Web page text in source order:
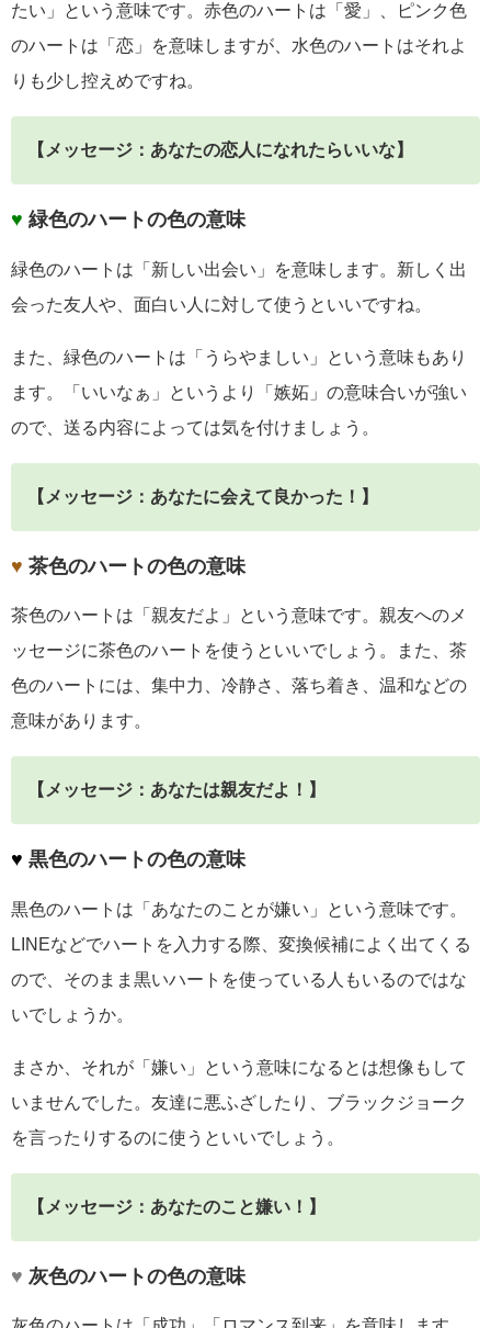
たい」という意味です。赤色のハートは「愛」、ピンク色
のハートは「恋」を意味しますが、水色のハートはそれよ
りも少し控えめですね。
【メッセージ：あなたの恋人になれたらいいな】
♥ 緑色のハートの色の意味
緑色のハートは「新しい出会い」を意味します。新しく出
会った友人や、面白い人に対して使うといいですね。
また、緑色のハートは「うらやましい」という意味もあり
ます。「いいなぁ」というより「嫉妬」の意味合いが強い
ので、送る内容によっては気を付けましょう。
【メッセージ：あなたに会えて良かった！】
♥ 茶色のハートの色の意味
茶色のハートは「親友だよ」という意味です。親友へのメ
ッセージに茶色のハートを使うといいでしょう。また、茶
色のハートには、集中力、冷静さ、落ち着き、温和などの
意味があります。
【メッセージ：あなたは親友だよ！】
♥ 黒色のハートの色の意味
黒色のハートは「あなたのことが嫌い」という意味です。
LINEなどでハートを入力する際、変換候補によく出てくる
ので、そのまま黒いハートを使っている人もいるのではな
いでしょうか。
まさか、それが「嫌い」という意味になるとは想像もして
いませんでした。友達に悪ふざしたり、ブラックジョーク
を言ったりするのに使うといいでしょう。
【メッセージ：あなたのこと嫌い！】
♥ 灰色のハートの色の意味